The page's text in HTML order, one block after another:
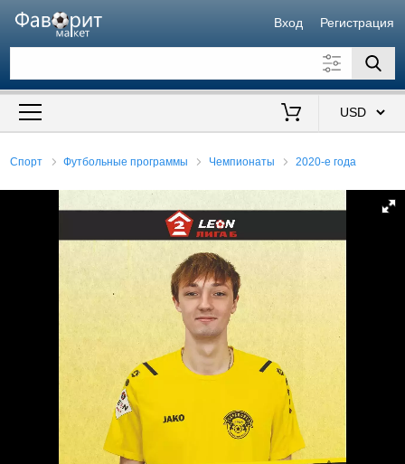
Вход Регистрация
Искать также в описании
Спорт Футбольные программы Чемпионаты 2020-е года